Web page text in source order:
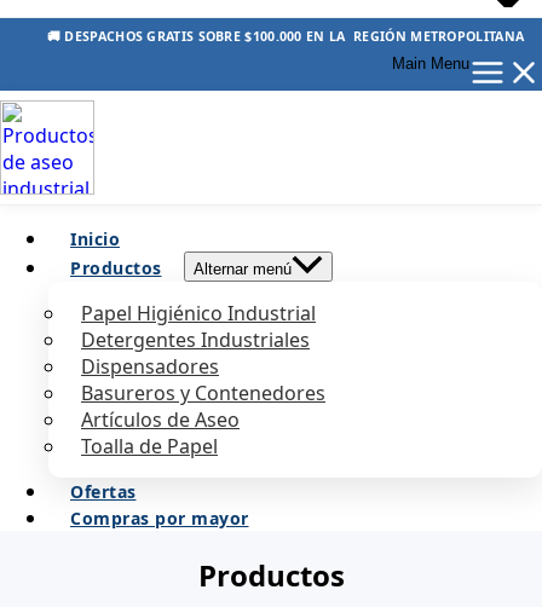
🚚 DESPACHOS GRATIS SOBRE $100.000 EN LA REGIÓN METROPOLITANA
Main Menu
Inicio
Productos
Alternar menú
Papel Higiénico Industrial
Detergentes Industriales
Dispensadores
Basureros y Contenedores
Artículos de Aseo
Toalla de Papel
Ofertas
Compras por mayor
Productos